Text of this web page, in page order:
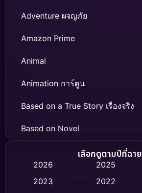
Adventure ผจญภัย
Amazon Prime
Animal
Animation การ์ตูน
Based on a True Story เรื่องจริง
Based on Novel
Biography ชีวิตจริงเลือกดูตามปีที่ฉาย
2026 2025
2023
2022